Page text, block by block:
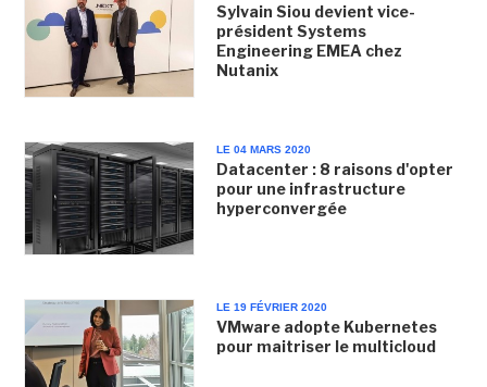
Sylvain Siou devient vice-
président Systems
Engineering EMEA chez
Nutanix
LE 04 MARS 2020
Datacenter : 8 raisons d'opter
pour une infrastructure
hyperconvergée
LE 19 FÉVRIER 2020
VMware adopte Kubernetes
pour maitriser le multicloud